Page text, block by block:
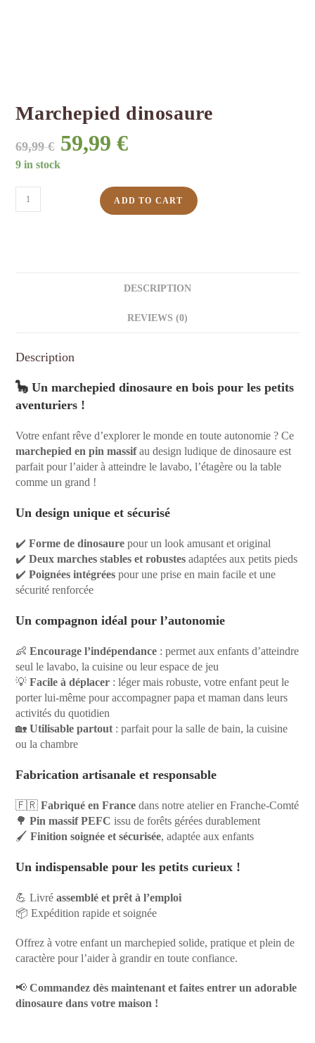
Marchepied dinosaure
69,99€
Original
price
59,99€Current
59,99 €.
9 in stock
ADD TO CART
DESCRIPTION
REVIEWS (0)
Description
🦕 Un marchepied dinosaure en bois pour les petits
aventuriers !
Votre enfant rêve d’explorer le monde en toute autonomie ? Ce
marchepied en pin massifau design ludique de dinosaure est
parfait pour l’aider à atteindre le lavabo, l’étagère ou la table
comme un grand !
Un design unique et sécurisé
✔️Forme de dinosaure pour un look amusant et original
✔️Deux marches stables et robustes adaptées aux petits pieds
✔️Poignées intégrées pour une prise en main facile et une
sécurité renforcée
Un compagnon idéal pour l’autonomie
👶Encourage l’indépendance : permet aux enfants d’atteindre
seul le lavabo, la cuisine ou leur espace de jeu
💡Facile à déplacer : léger mais robuste, votre enfant peut le
porter lui-même pour accompagner papa et maman dans leurs
activités du quotidien
🏡Utilisable partout: parfait pour la salle de bain, la cuisine
ou la chambre
Fabrication artisanale et responsable
🇫🇷Fabriqué en France dans notre atelier en Franche-Comté
🌳Pin massif PEFC issu de forêts gérées durablement
🖌️Finition soignée et sécurisée, adaptée aux enfants
Un indispensable pour les petits curieux !
💪 Livréassemblé et prêt à l’emploi
📦 Expédition rapide et soignée
Offrez à votre enfant un marchepied solide, pratique et plein de
caractère pour l’aider à grandir en toute confiance.
📢Commandez dès maintenant et faites entrer un adorable
dinosaure dans votre maison !